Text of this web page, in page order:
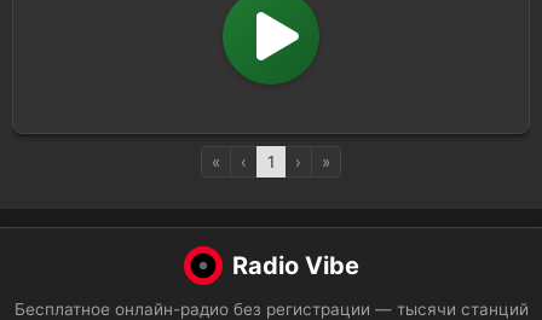
« ‹ 1 › »
Radio Vibe
Бесплатное онлайн-радио без регистрации — тысячи станций